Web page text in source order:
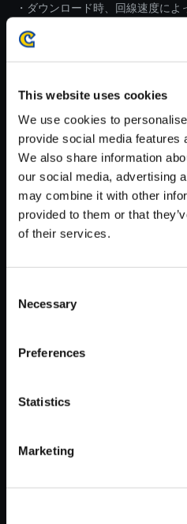
This website uses cookies
We use cookies to
provide social media features
We also share information
our social media, advertising
may combine it with other
provided to them or that
of their services.
Selection
Necessary
Preferences
Statistics
Marketing
・ダウンロード時、回線速度に
※ご購入いただいたファイルのダ
【単曲
ス サウ
150円
おすすめ商品